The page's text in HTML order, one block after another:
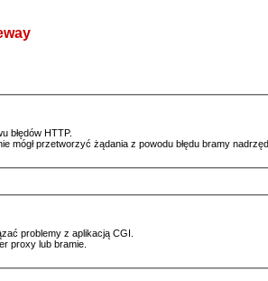
błędów HTTP.
mógł przetworzyć żądania z powodu błędu bramy
problemy z aplikacją CGI.
proxy lub bramie.